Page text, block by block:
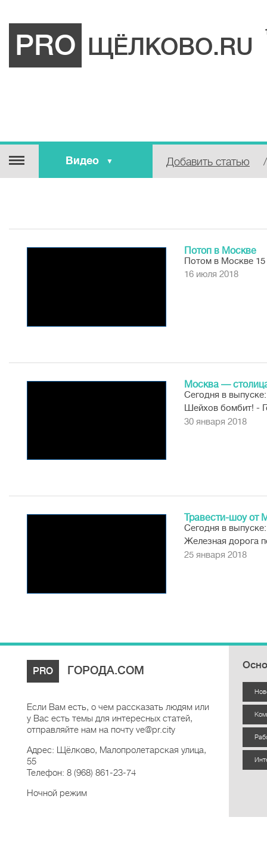
PRO ЩЁЛКОВО.RU
Видео
О городе
Афиша
Добавить статью /
Потоп в Москве
Потом в Москве
16 июля 2018
Москва —
Сегодня в
Шейхов бомбит! -
допами, курьер...
30 января 2018
Травести-шоу от
Сегодня в
Железная дорога
без очередей -
25 января 2018
PRO ГОРОДА.COM
Если Вам есть, о чем рассказать людям или
у Вас есть темы для интересных статей,
отправляйте нам на почту ve@pr.city
Адрес: Щёлково, Малопролетарская улица,
55
Телефон: 8 (968) 861-23-74
Ночной режим